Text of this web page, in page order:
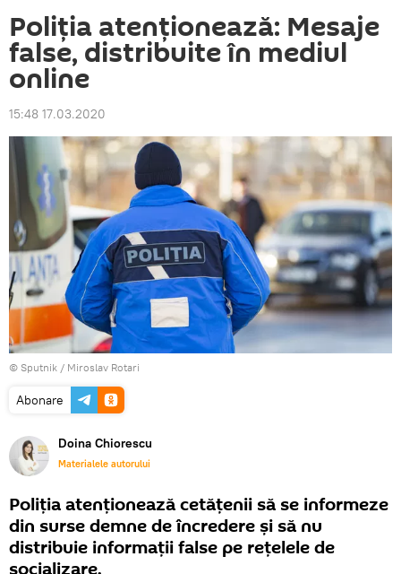
Poliția atenționează: Mesaje
false, distribuite în mediul
online
15:48 17.03.2020
© Sputnik / Miroslav Rotari
Abonare
Doina Chiorescu
Materialele autorului
Poliția atenționează cetățenii să se informeze
din surse demne de încredere și să nu
distribuie informații false pe rețelele de